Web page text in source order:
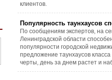
клиентов.
Популярность таунхаусов
По сообщениям экспертов, на
Ленинградской области
популярности городской
предложение таунхаусов
черты, день за днем растет и